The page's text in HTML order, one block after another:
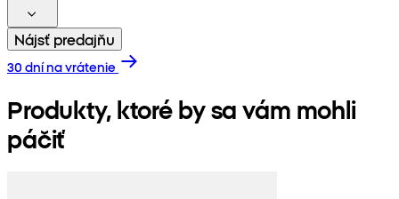
Nájsť predajňu
30 dní na vrátenie
Produkty, ktoré by sa vám mohli
páčiť